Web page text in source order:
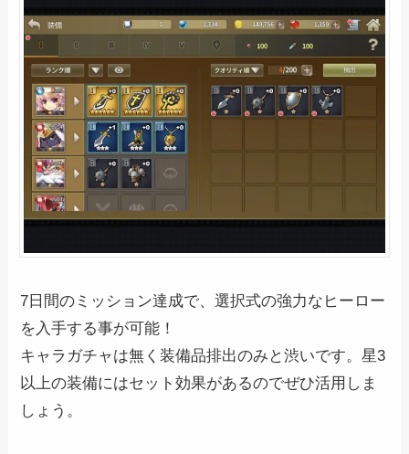
7日間のミッション達成で、選択式の強力なヒーロー
を入手する事が可能！
キャラガチャは無く装備品排出のみと渋いです。星3
以上の装備にはセット効果があるのでぜひ活用しま
しょう。